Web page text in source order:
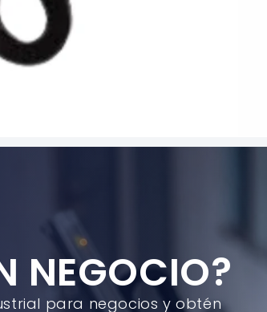
NEGOCIO?
para negocios y obtén